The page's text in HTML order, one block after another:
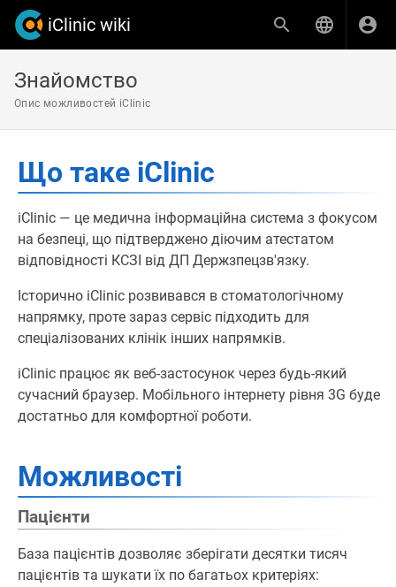
iClinic wiki
Знайомство
Опис можливостей iClinic
Що таке iClinic
iClinic — це медична інформаційна система з фокусом
на безпеці, що підтверджено діючим атестатом
відповідності КСЗІ від ДП Держзпецзв'язку.
Історично iClinic розвивався в стоматологічному
напрямку, проте зараз сервіс підходить для
спеціалізованих клінік інших напрямків.
iClinic працює як веб-застосунок через будь-який
сучасний браузер. Мобільного інтернету рівня 3G буде
достатньо для комфортної роботи.
Можливості
Пацієнти
База пацієнтів дозволяє зберігати десятки тисяч
пацієнтів та шукати їх по багатьох критеріях: